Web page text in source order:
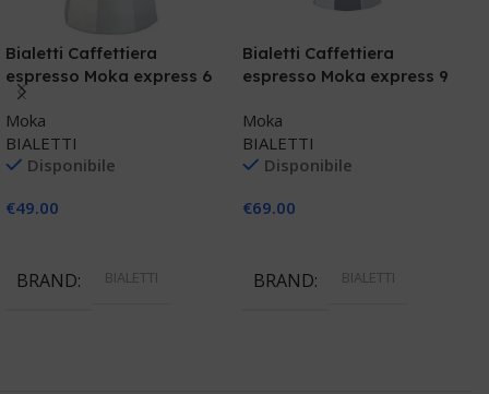
Bialetti Caffettiera
espresso Moka express 6
tz
Moka
BIALETTI
Disponibile
€49.00
BRAND BIALETTI
Bialetti Caffettiera
espresso Moka express 9
Moka
BIALETTI
Disponibile
€69.00
BRAND BIALETTI